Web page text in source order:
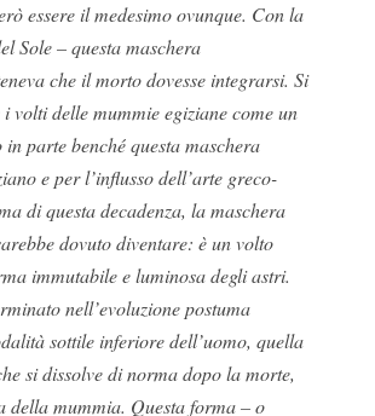
essere il medesimo ovunque. Con la
Sole – questa maschera
che il morto dovesse integrarsi. Si
volti delle mummie egiziane come un
parte benché questa maschera
e per l’influsso dell’arte greco-
di questa decadenza, la maschera
dovuto diventare: è un volto
immutabile e luminosa degli astri.
nell’evoluzione postuma
sottile inferiore dell’uomo, quella
si dissolve di norma dopo la morte,
della mummia. Questa forma – o